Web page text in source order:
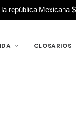
república Mexicana
GLOSARIOS